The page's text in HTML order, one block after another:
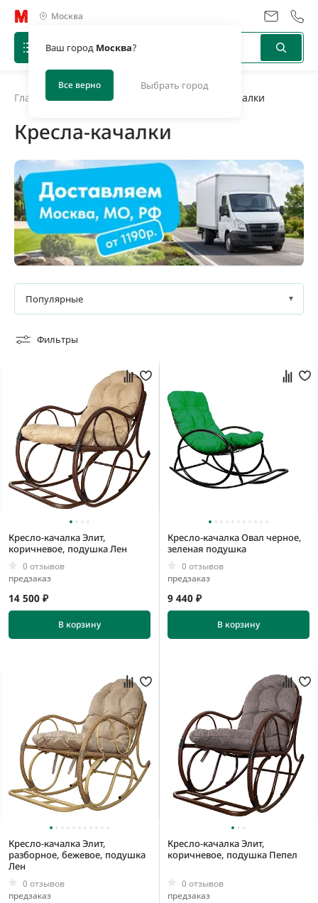
Москва
Ваш город Москва?
Все верно Выбрать город
Главная Садовая мебель Кресла-качалки
Кресла-качалки
Под заказ
13 кг
0,6138 м3
0,703836 м3
1200 мм
980 мм
570 мм
930 мм
Популярные
Фильтры
Кресло-качалка Элит,
коричневое, подушка Лен
0 отзывов
предзаказ
14 500 ₽
В корзину
Кресло-качалка Овал черное,
зеленая подушка
0 отзывов
предзаказ
9 440 ₽
В корзину
Кресло-качалка Элит,
разборное, бежевое, подушка
Лен
0 отзывов
предзаказ
Кресло-качалка Элит,
коричневое, подушка Пепел
0 отзывов
предзаказ